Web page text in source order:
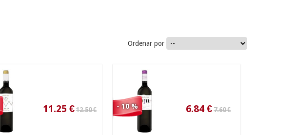
Ordenar por
11.25
- 10 %
6.84
7.60 €